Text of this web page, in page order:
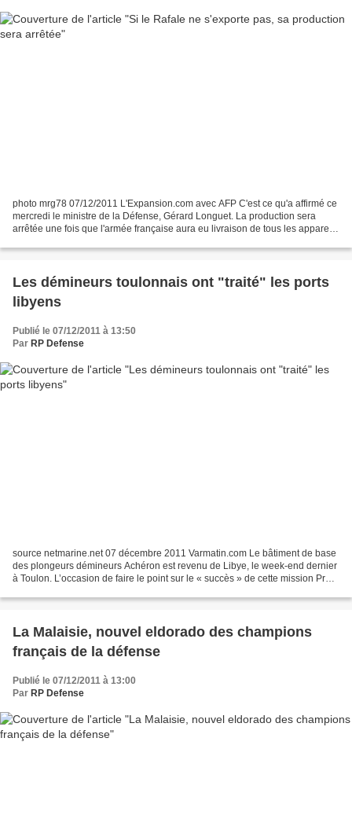
photo mrg78 07/12/2011 L'Expansion.com avec AFP C'est ce qu'a affirmé ce
mercredi le ministre de la Défense, Gérard Longuet. La production sera
arrêtée une fois que l'armée française aura eu livraison de tous les appareils
Les démineurs toulonnais ont "traité" les ports
libyens
Publié le 07/12/2011 à 13:50
Par RP Defense
source netmarine.net 07 décembre 2011 Varmatin.com Le bâtiment de base
des plongeurs démineurs Achéron est revenu de Libye, le week-end dernier
à Toulon. L’occasion de faire le point sur le « succès » de cette mission Près
La Malaisie, nouvel eldorado des champions
français de la défense
Publié le 07/12/2011 à 13:00
Par RP Defense